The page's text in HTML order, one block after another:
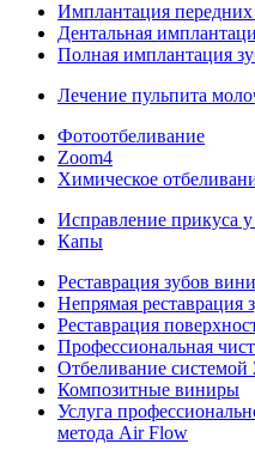
Имплантация передних
Дентальная
Полная имплантация
Лечение пульпита
Фотоотбеливание
Zoom4
Химическое
Исправление прикуса
Капы
Реставрация зубов
Непрямая реставрация
Реставрация
Профессиональная
Отбеливание
Композитные виниры
Услуга
метода Air Flow